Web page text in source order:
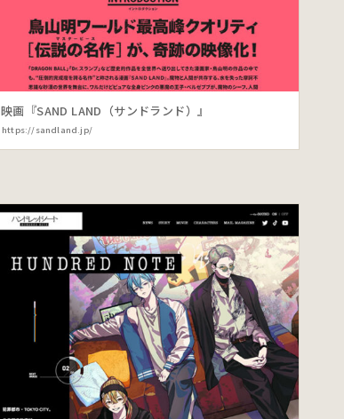
映画『SAND LAND（サンドランド）』
https://sandland.jp/